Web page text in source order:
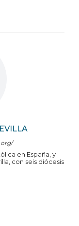
en España, y
con seis diócesis